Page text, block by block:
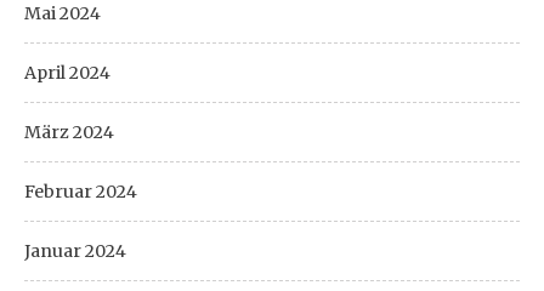
Mai 2024
April 2024
März 2024
Februar 2024
Januar 2024